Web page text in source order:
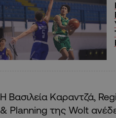
Η Βασιλεία Καραντζά,
& Planning της Wolt